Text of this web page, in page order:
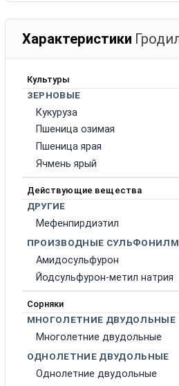
Характеристики
Культуры
ЗЕРНОВЫЕ
Кукуруза
Пшеница озимая
Пшеница ярая
Ячмень ярый
Действующие вещества
ДРУГИЕ
Мефенпирдиэтил
ПРОИЗВОДНЫЕ
Амидосульфурон
Йодсульфурон-метил натрия
Сорняки
МНОГОЛЕТНИЕ ДВУДОЛЬНЫЕ
Многолетние двудольные
ОДНОЛЕТНИЕ ДВУДОЛЬНЫЕ
Однолетние двудольные